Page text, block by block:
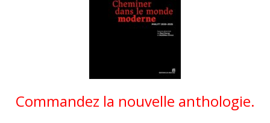
Commandez la nouvelle anthologie.